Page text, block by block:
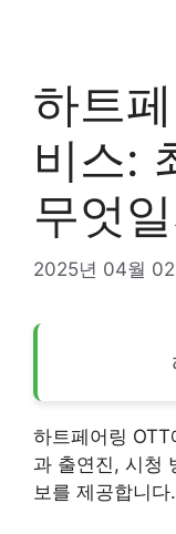
하트
비스:
무엇
2025년 04월 02
하트페어링
과 출연진, 시청
보를 제공합니다.